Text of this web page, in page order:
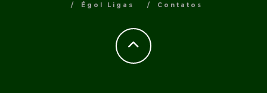
Égol Ligas
Contatos